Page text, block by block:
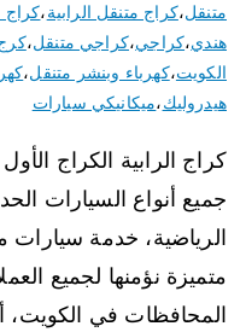
متنقل،كراج متنقل الرابية،كراج
هندي،كراجي،كراجي متنقل،
الكويت،كهرباء وبنشر متنقل،
هيدروليك،ميكانيكي سيارات
كراج الرابية الكراج
جميع أنواع السيارات
الرياضية، خدمة سيارات
متميزة نؤمنها لجميع